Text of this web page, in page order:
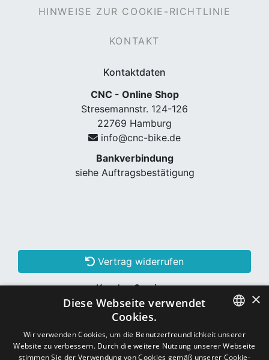
HINWEISE ZUR COOKIE-RICHTLINIE
KONTAKT
Kontaktdaten
CNC - Online Shop
Stresemannstr. 124-126
22769 Hamburg
info@cnc-bike.de
Bankverbindung
siehe Auftragsbestätigung
Vertrag widerrufen
Kunden Services
Konto erstellen
Schon Kunde? Einloggen
GERMAN
×
Diese Webseite verwendet
Cookies.
Wir verwenden Cookies, um die Benutzerfreundlichkeit unserer
Website zu verbessern. Durch die weitere Nutzung unserer Webseite
stimmen Sie der Verwendung von Cookies gemäß unserer Cookie-